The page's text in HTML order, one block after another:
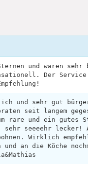
und waren sehr
Der
und sehr gut
seit langem
rare und ein gutes
seeeehr lecker!
Wirklich
an die Köche